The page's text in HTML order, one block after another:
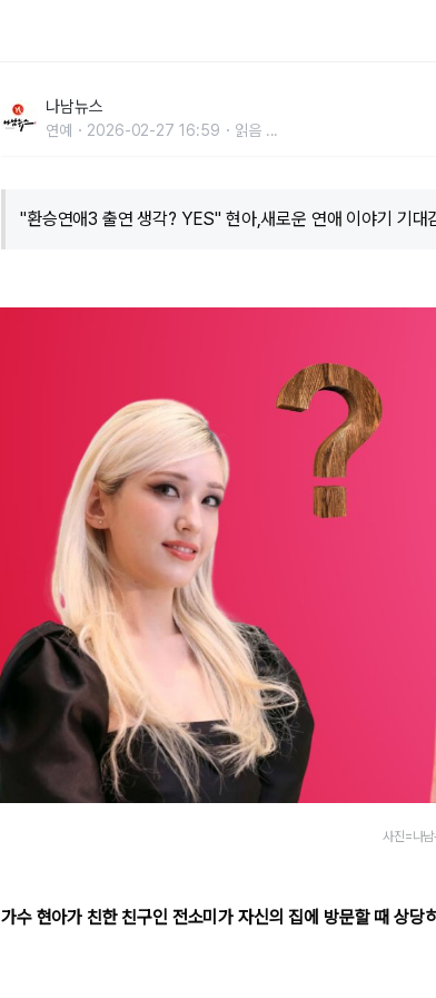
나남뉴스
연예 2026-02-27 16:59 읽음 ...
"환승연애3 출연 생각? YES" 현아,새로운 연애 이야기 기대
사진=나
가수 현아가 친한 친구인 전소미가 자신의 집에 방문할 때 상당